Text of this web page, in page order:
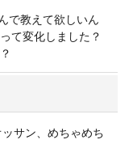
で教えて欲しいん
て変化しました？
ッサン、めちゃめち